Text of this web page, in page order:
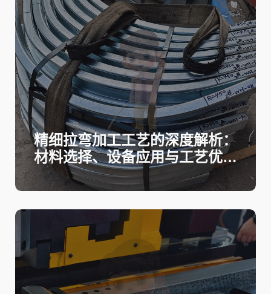
精细拉弯加工工艺的深度解析：
材料选择、设备应用与工艺优化
的全方位指南